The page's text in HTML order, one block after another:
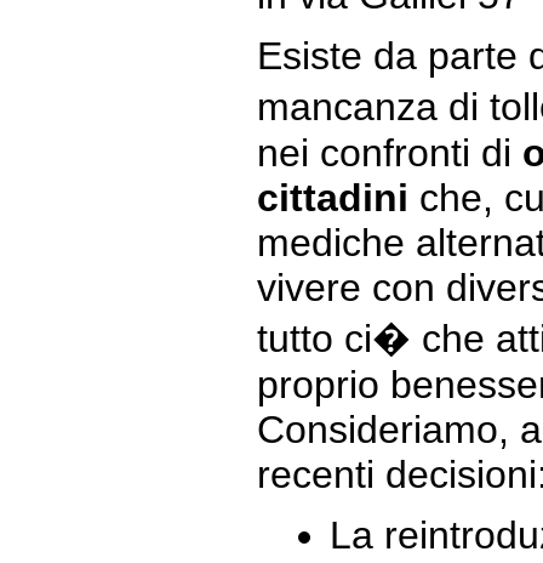
Esiste da parte
mancanza di
nei confronti di
cittadini che,
mediche
vivere con
tutto ci� che
proprio
Consideriamo,
recenti
La